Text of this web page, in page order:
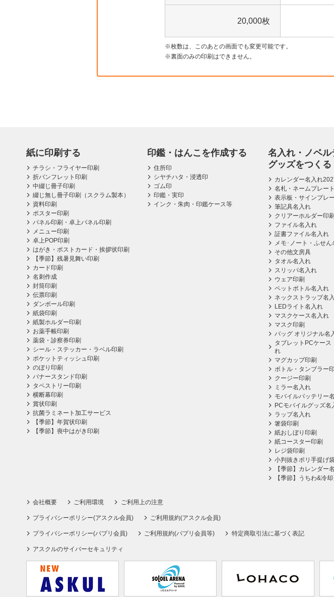
20,000枚
枚数は、このあとの画面でも変更可能です。
裏面のみの印刷はできません。
紙に印刷する
チラシ・フライヤー印刷
折パンフレット印刷
中綴じ冊子印刷
綴じ無し冊子印刷（スクラム製本）
資料印刷
ポスター印刷
パネル印刷・卓上パネル印刷
メニュー印刷
卓上POP印刷
はがき・ポストカード・挨拶状印刷
【季節】残暑見舞い印刷
カード印刷
名刺作成
封筒印刷
伝票印刷
ダンボール印刷
紙袋印刷
紙製ホルダー印刷
お薬手帳印刷
薬袋・診察券印刷
シール・ステッカー・ラベル印刷
ポケットティッシュ印刷
のぼり印刷
バナースタンド印刷
タペストリー印刷
横断幕印刷
賞状印刷
抗菌ラミネート加工サービス
【季節】年賀状印刷
【季節】喪中はがき印刷
印鑑・はんこを作成する
住所印
シヤチハタ・浸透印
ゴム印
印鑑・実印
インク・朱肉・印鑑ケース等
名入れ・ノベル
グッズをつくる
カレンダー名入れ
名札・ネームプレー
表示板・サインプレ
筆記具名入れ
クリアーホルダー印刷
ファイル名入れ
証書ファイル名入れ
メモ･ノート・ふせん
その他文房具
タオル名入れ
スリッパ名入れ
ウェア印刷
ペットボトル名入れ
ネックストラップ名
LEDライト名入れ
マスクケース名入れ
マスク印刷
バッグ オリジナル名
タブレットPCケース
れ
マグカップ印刷
ボトル・タンブラー
クージー印刷
ミラー名入れ
モバイルバッテリー
PCモバイルグッズ名
ラップ名入れ
箸袋印刷
紙おしぼり印刷
紙コースター印刷
レジ袋印刷
小判抜きポリ手提げ
【季節】カレンダー
【季節】うちわ&冷
会社概要 ご利用環境 ご利用上の注意
プライバシーポリシー(アスクル会員) ご利用規約(アスクル会員)
プライバシーポリシー(パプリ会員) ご利用規約(パプリ会員等) 特定商取引法に基づく表記
アスクルのサイバーセキュリティ